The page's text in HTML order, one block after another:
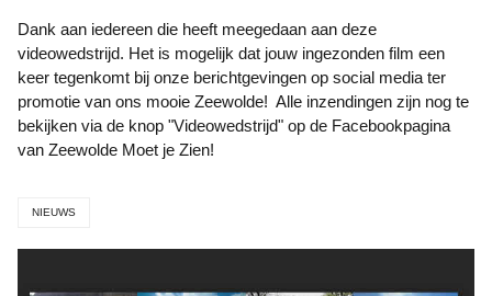
Dank aan iedereen die heeft meegedaan aan deze
videowedstrijd. Het is mogelijk dat jouw ingezonden film een
keer tegenkomt bij onze berichtgevingen op social media ter
promotie van ons mooie Zeewolde! Alle inzendingen zijn nog te
bekijken via de knop "Videowedstrijd" op de Facebookpagina
van Zeewolde Moet je Zien!
NIEUWS